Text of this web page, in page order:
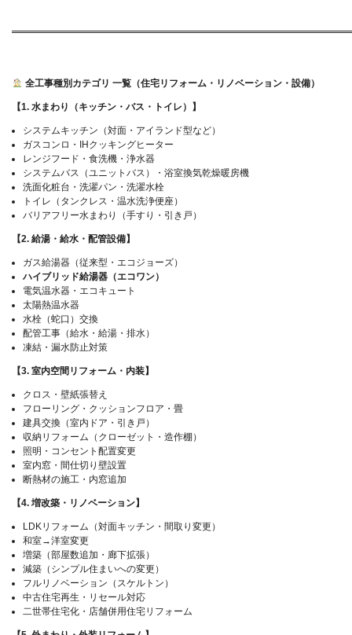
全工事種別カテゴリ 一覧（住宅リフォーム・リノベーション・設備）
【1. 水まわり（キッチン・バス・トイレ）】
システムキッチン（対面・アイランド型など）
ガスコンロ・IHクッキングヒーター
レンジフード・食洗機・浄水器
システムバス（ユニットバス）・浴室換気乾燥暖房機
洗面化粧台・洗濯パン・洗濯水栓
トイレ（タンクレス・温水洗浄便座）
バリアフリー水まわり（手すり・引き戸）
【2. 給湯・給水・配管設備】
ガス給湯器（従来型・エコジョーズ）
ハイブリッド給湯器（エコワン）
電気温水器・エコキュート
太陽熱温水器
水栓（蛇口）交換
配管工事（給水・給湯・排水）
凍結・漏水防止対策
【3. 室内空間リフォーム・内装】
クロス・壁紙張替え
フローリング・クッションフロア・畳
建具交換（室内ドア・引き戸）
収納リフォーム（クローゼット・造作棚）
照明・コンセント配置変更
室内窓・間仕切り壁設置
断熱材の施工・内窓追加
【4. 増改築・リノベーション】
LDKリフォーム（対面キッチン・間取り変更）
和室→洋室変更
増築（部屋数追加・廊下拡張）
減築（シンプル住まいへの変更）
フルリノベーション（スケルトン）
中古住宅再生・リセール対応
二世帯住宅化・店舗併用住宅リフォーム